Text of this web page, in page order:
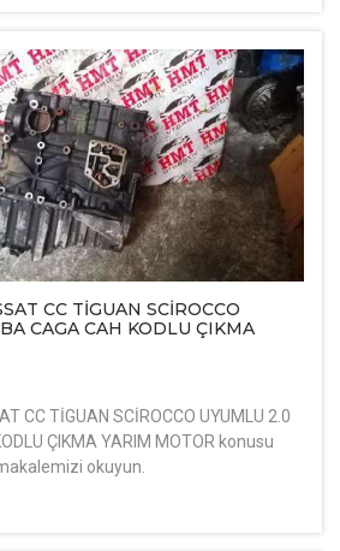
CC TİGUAN SCİROCCO
CAGA CAH KODLU ÇIKMA
CC TİGUAN SCİROCCO UYUMLU 2.0
ÇIKMA YARIM MOTOR konusu
okuyun.